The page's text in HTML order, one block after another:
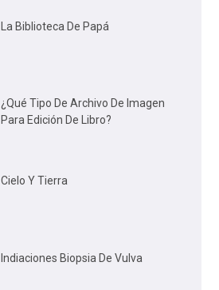
La Biblioteca De Papá
¿Qué Tipo De Archivo De Imagen
Para Edición De Libro?
Cielo Y Tierra
Indiaciones Biopsia De Vulva